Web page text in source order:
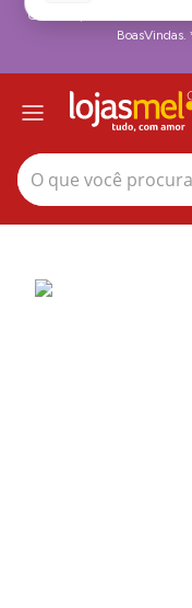
Ganhe R$15 OFF + Frete
O que você procura?